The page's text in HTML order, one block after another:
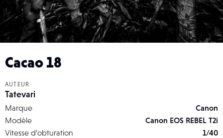
Cacao 18
AUTEUR
Tatevari
Marque
Canon
Modèle
Canon EOS REBEL T2i
Vitesse d’obturation
1/40